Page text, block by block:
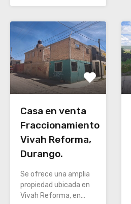
Casa en venta
Fraccionamiento
Vivah Reforma,
Durango.
Se ofrece una amplia
propiedad ubicada en
Vivah Reforma, en…